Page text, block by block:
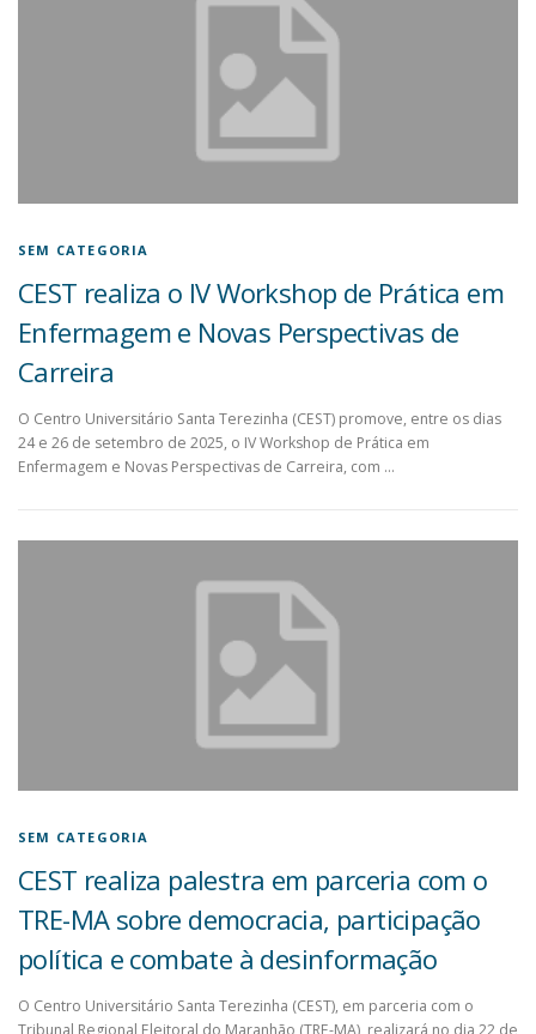
SEM CATEGORIA
CEST realiza o IV Workshop de Prática em
Enfermagem e Novas Perspectivas de
Carreira
O Centro Universitário Santa Terezinha (CEST) promove, entre os dias
24 e 26 de setembro de 2025, o IV Workshop de Prática em
Enfermagem e Novas Perspectivas de Carreira, com …
SEM CATEGORIA
CEST realiza palestra em parceria com o
TRE-MA sobre democracia, participação
política e combate à desinformação
O Centro Universitário Santa Terezinha (CEST), em parceria com o